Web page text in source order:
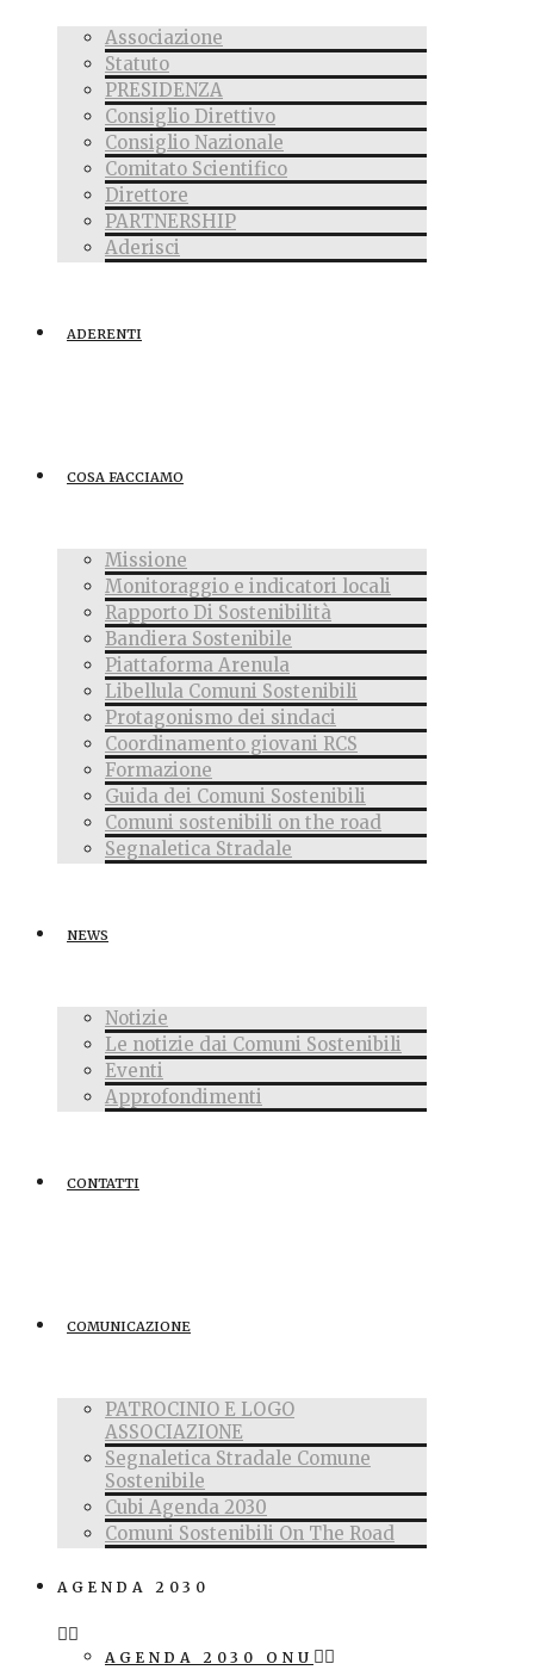
Associazione
Statuto
PRESIDENZA
Consiglio Direttivo
Consiglio Nazionale
Comitato Scientifico
Direttore
PARTNERSHIP
Aderisci
ADERENTI
COSA FACCIAMO
Missione
Monitoraggio e indicatori locali
Rapporto Di Sostenibilità
Bandiera Sostenibile
Piattaforma Arenula
Libellula Comuni Sostenibili
Protagonismo dei sindaci
Coordinamento giovani RCS
Formazione
Guida dei Comuni Sostenibili
Comuni sostenibili on the road
Segnaletica Stradale
NEWS
Notizie
Le notizie dai Comuni Sostenibili
Eventi
Approfondimenti
CONTATTI
COMUNICAZIONE
PATROCINIO E LOGO
ASSOCIAZIONE
Segnaletica Stradale Comune
Sostenibile
Cubi Agenda 2030
Comuni Sostenibili On The Road
AGENDA 2030
AGENDA 2030 ONU